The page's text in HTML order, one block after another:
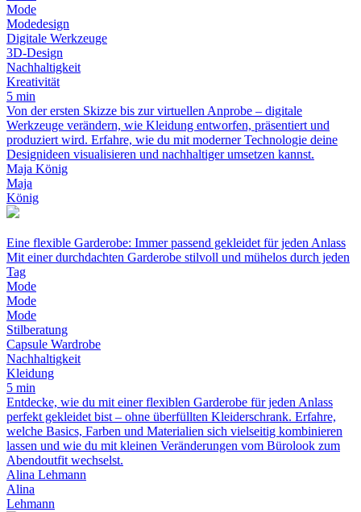
Mode
Modedesign
Digitale Werkzeuge
3D-Design
Nachhaltigkeit
Kreativität
5 min
Von der ersten Skizze bis zur virtuellen Anprobe – digitale
Werkzeuge verändern, wie Kleidung entworfen, präsentiert und
produziert wird. Erfahre, wie du mit moderner Technologie deine
Designideen visualisieren und nachhaltiger umsetzen kannst.
Maja König
Maja
König
Eine flexible Garderobe: Immer passend gekleidet für jeden Anlass
Mit einer durchdachten Garderobe stilvoll und mühelos durch jeden
Tag
Mode
Mode
Mode
Stilberatung
Capsule Wardrobe
Nachhaltigkeit
Kleidung
5 min
Entdecke, wie du mit einer flexiblen Garderobe für jeden Anlass
perfekt gekleidet bist – ohne überfüllten Kleiderschrank. Erfahre,
welche Basics, Farben und Materialien sich vielseitig kombinieren
lassen und wie du mit kleinen Veränderungen vom Bürolook zum
Abendoutfit wechselst.
Alina Lehmann
Alina
Lehmann